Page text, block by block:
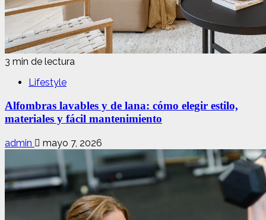
3 min de lectura
Lifestyle
Alfombras lavables y de lana: cómo elegir estilo,
materiales y fácil mantenimiento
admin mayo 7, 2026